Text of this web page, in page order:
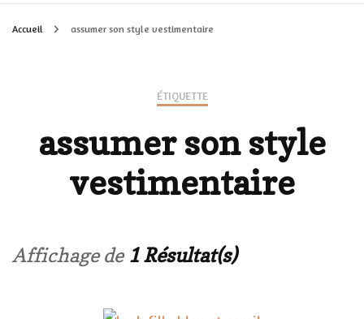
Accueil assumer son style vestimentaire
ÉTIQUETTE
assumer son style
vestimentaire
Affichage de 1 Résultat(s)